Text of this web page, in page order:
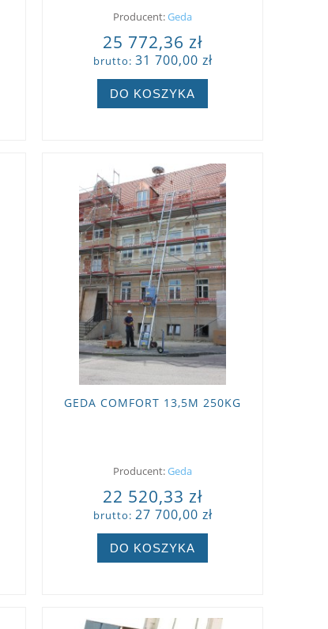
Producent:Geda
25 772,36 zł
brutto: 31 700,00 zł
DO KOSZYKA
GEDA COMFORT 13,5M 250KG
Producent:Geda
22 520,33 zł
brutto: 27 700,00 zł
DO KOSZYKA